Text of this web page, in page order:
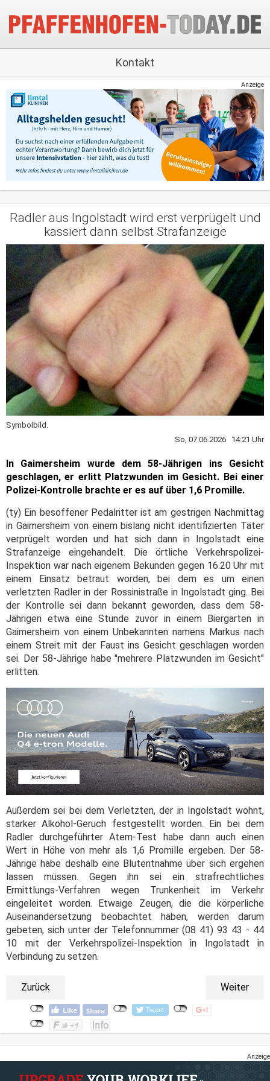
Kontakt
Anzeige
Radler aus Ingolstadt wird erst verprügelt und
kassiert dann selbst Strafanzeige
Symbolbild.
So, 07.06.2026 14:21 Uhr
In Gaimersheim wurde dem 58-Jährigen ins Gesicht
geschlagen, er erlitt Platzwunden im Gesicht. Bei einer
Polizei-Kontrolle brachte er es auf über 1,6 Promille.
(ty) Ein besoffener Pedalritter ist am gestrigen Nachmittag
in Gaimersheim von einem bislang nicht identifizierten Täter
verprügelt worden und hat sich dann in Ingolstadt eine
Strafanzeige eingehandelt. Die örtliche Verkehrspolizei-
Inspektion war nach eigenem Bekunden gegen 16.20 Uhr mit
einem Einsatz betraut worden, bei dem es um einen
verletzten Radler in der Rossinistraße in Ingolstadt ging. Bei
der Kontrolle sei dann bekannt geworden, dass dem 58-
Jährigen etwa eine Stunde zuvor in einem Biergarten in
Gaimersheim von einem Unbekannten namens Markus nach
einem Streit mit der Faust ins Gesicht geschlagen worden
sei. Der 58-Jährige habe "mehrere Platzwunden im Gesicht"
erlitten.
Außerdem sei bei dem Verletzten, der in Ingolstadt wohnt,
starker Alkohol-Geruch festgestellt worden. Ein bei dem
Radler durchgeführter Atem-Test habe dann auch einen
Wert in Höhe von mehr als 1,6 Promille ergeben. Der 58-
Jährige habe deshalb eine Blutentnahme über sich ergehen
lassen müssen. Gegen ihn sei ein strafrechtliches
Ermittlungs-Verfahren wegen Trunkenheit im Verkehr
eingeleitet worden. Etwaige Zeugen, die die körperliche
Auseinandersetzung beobachtet haben, werden darum
gebeten, sich unter der Telefonnummer (08 41) 93 43 - 44
10 mit der Verkehrspolizei-Inspektion in Ingolstadt in
Verbindung zu setzen.
Zurück Weiter
Anzeige